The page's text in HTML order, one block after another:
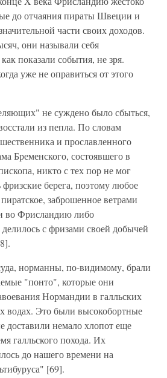
до отчаяния пираты Швеции и
части своих доходов.
они называли себя
показали события, не зря.
уже не оправиться от этого
не суждено было сбыться,
из пепла. По словам
и прославленного
Бременского, состоявшего в
никто с тех пор не мог
фризские берега, поэтому любое
заброшенное ветрами
во Фрисландию либо
с фризами своей добычей
норманны, по-видимому, брали
"понто", которые они
Нормандии в галльских
водах. Это были высокобортные
доставили немало хлопот еще
галльского похода. Их
до нашего времени на
[69].